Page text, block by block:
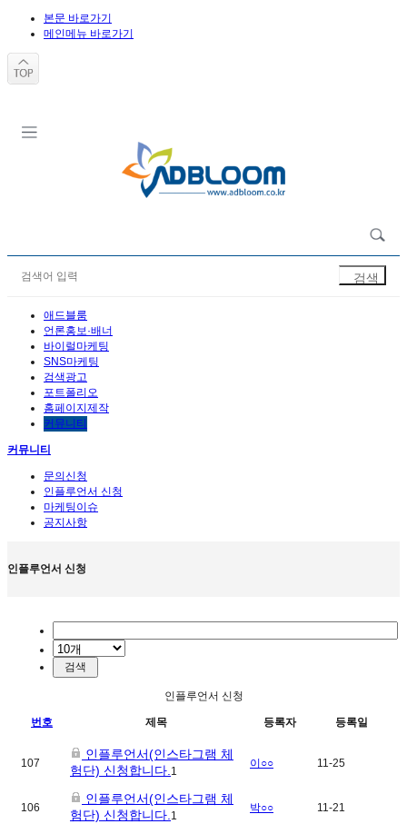
본문 바로가기
메인메뉴 바로가기
애드블룸
언론홍보·배너
바이럴마케팅
SNS마케팅
검색광고
포트폴리오
홈페이지제작
커뮤니티
커뮤니티
문의신청
인플루언서 신청
마케팅이슈
공지사항
인플루언서 신청
인플루언서 신청
번호 제목 등록자 등록일
107
인플루언서(인스타그램 체
험단) 신청합니다. 1
이○○ 11-25
106
인플루언서(인스타그램 체
험단) 신청합니다. 1
박○○ 11-21